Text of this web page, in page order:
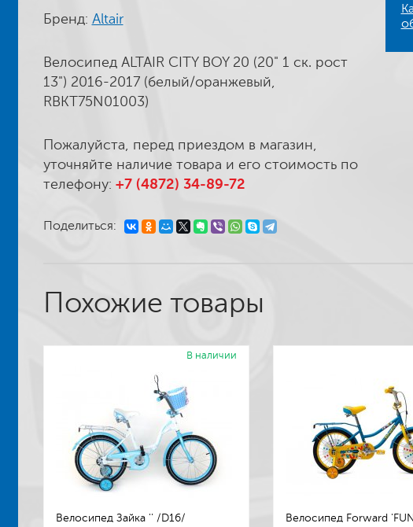
Бренд: Altair
Велосипед ALTAIR CITY BOY 20 (20" 1 ск. рост
13") 2016-2017 (белый/оранжевый,
RBKT75N01003)
Пожалуйста, перед приездом в магазин,
уточняйте наличие товара и его стоимость по
телефону: +7 (4872) 34-89-72
Поделиться:
Похожие товары
Велосипед Зайка '' /D16/
В наличии
Велосипед Forward